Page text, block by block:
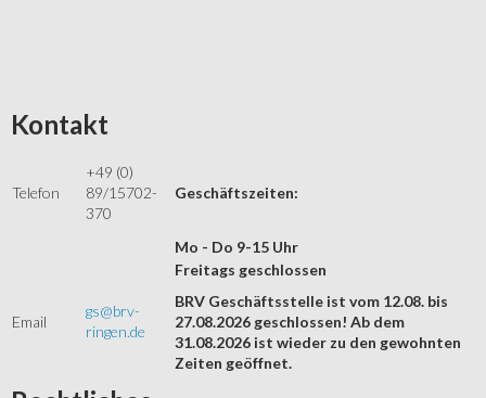
Kontakt
Telefon
+49 (0)
89/15702-
370
Geschäftszeiten:
Mo - Do 9-15 Uhr
Email
gs@brv-
ringen.de
Freitags geschlossen
BRV Geschäftsstelle ist vom 12.08. bis
27.08.2026 geschlossen! Ab dem
31.08.2026 ist wieder zu den gewohnten
Zeiten geöffnet.